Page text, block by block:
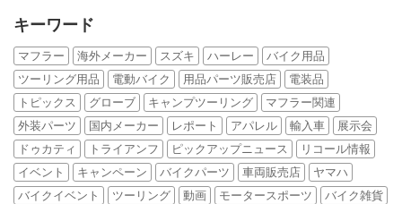
キーワード
マフラー 海外メーカー スズキ ハーレー
バイク用品
ツーリング用品
電動バイク 用品パーツ販売店
電装品
トピックス
グローブ キャンプツーリング
マフラー関連
外装パーツ
国内メーカー レポート アパレル 輸入車
展示会
ドゥカティ
トライアンフ ピックアップニュース
リコール情報
イベント
キャンペーン バイクパーツ 車両販売店
ヤマハ
バイクイベント
ツーリング 動画 モータースポーツ
バイク雑貨